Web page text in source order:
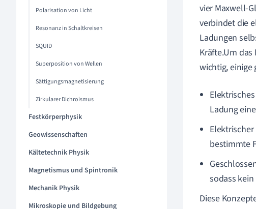
Polarisation von Licht
Resonanz in Schaltkreisen
SQUID
Superposition von Wellen
Sättigungsmagnetisierung
Zirkularer Dichroismus
Festkörperphysik
Geowissenschaften
Kältetechnik Physik
Magnetismus und Spintronik
Mechanik Physik
Mikroskopie und Bildgebung
vier Maxwell-
verbindet die
Ladungen
Kräfte.Um
wichtig, einige
Ladung
bestimmte
sodass
Diese